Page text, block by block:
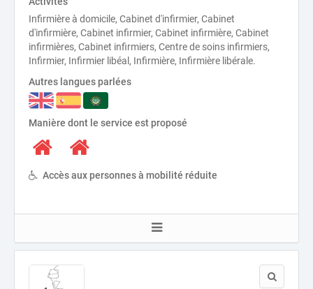
Infirmière à domicile, Cabinet d'infirmier, Cabinet
d'infirmière, Cabinet infirmier, Cabinet infirmière, Cabinet
infirmières, Cabinet infirmiers, Centre de soins infirmiers,
Infirmier, Infirmier libéal, Infirmière, Infirmière libérale.
Autres langues parlées
Manière dont le service est proposé
Accès aux personnes à mobilité réduite